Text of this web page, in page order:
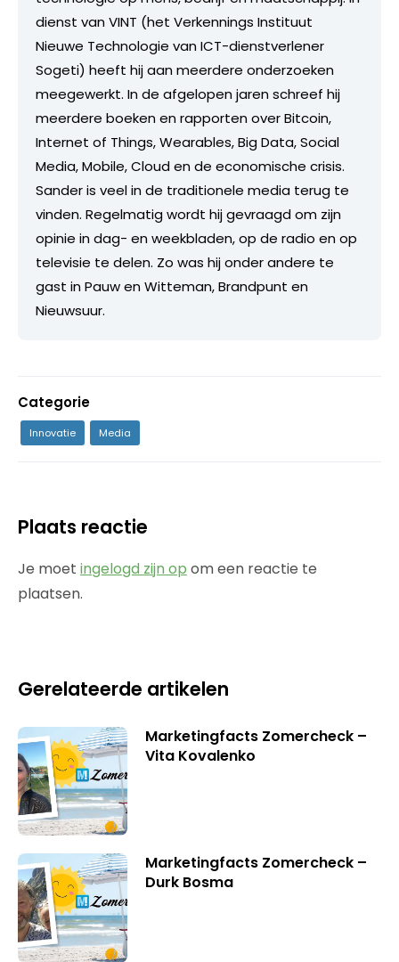
dienst van VINT (het Verkennings Instituut
Nieuwe Technologie van ICT-dienstverlener
Sogeti) heeft hij aan meerdere onderzoeken
meegewerkt. In de afgelopen jaren schreef hij
meerdere boeken en rapporten over Bitcoin,
Internet of Things, Wearables, Big Data, Social
Media, Mobile, Cloud en de economische crisis.
Sander is veel in de traditionele media terug te
vinden. Regelmatig wordt hij gevraagd om zijn
opinie in dag- en weekbladen, op de radio en op
televisie te delen. Zo was hij onder andere te
gast in Pauw en Witteman, Brandpunt en
Nieuwsuur.
Categorie
Innovatie Media
Plaats reactie
Je moet ingelogd zijn op om een reactie te
plaatsen.
Gerelateerde artikelen
Marketingfacts Zomercheck –
Vita Kovalenko
Marketingfacts Zomercheck –
Durk Bosma